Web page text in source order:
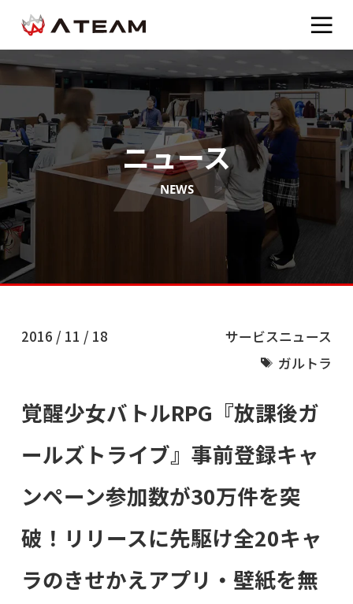
ニュース
NEWS
2016 / 11 / 18
サービスニュース
ガルトラ
覚醒少女バトルRPG『放課後ガ
ールズトライブ』事前登録キャ
ンペーン参加数が30万件を突
破！リリースに先駆け全20キャ
ラのきせかえアプリ・壁紙を無